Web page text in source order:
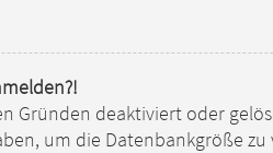
Gründen deaktiviert oder
um die Datenbankgröße